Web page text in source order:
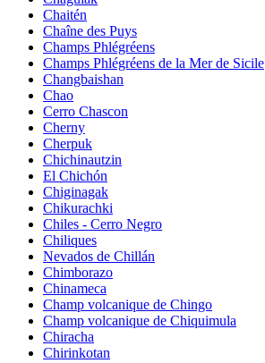
Chaitén
Chaîne des Puys
Champs Phlégréens
Champs Phlégréens de la Mer de Sicile
Changbaishan
Chao
Cerro Chascon
Cherny
Cherpuk
Chichinautzin
El Chichón
Chiginagak
Chikurachki
Chiles - Cerro Negro
Chiliques
Nevados de Chillán
Chimborazo
Chinameca
Champ volcanique de Chingo
Champ volcanique de Chiquimula
Chiracha
Chirinkotan